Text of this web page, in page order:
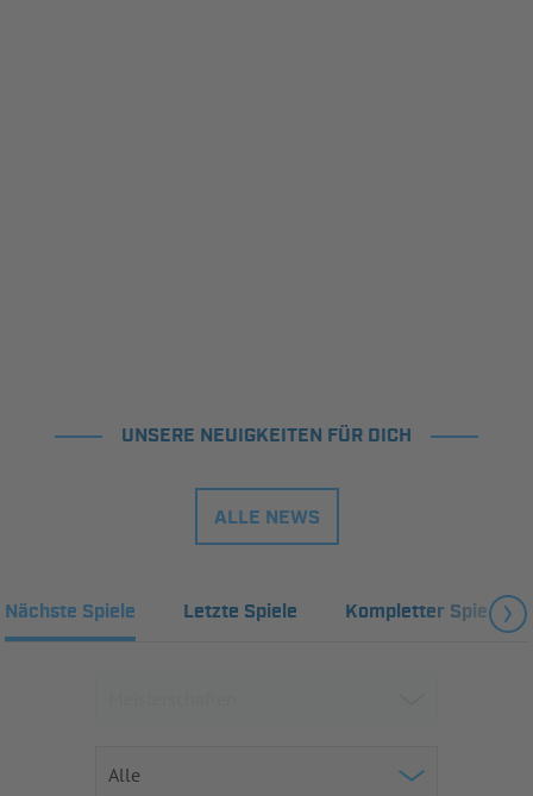
UNSERE NEUIGKEITEN FÜR DICH
ALLE NEWS
Nächste Spiele Letzte Spiele Kompletter Spielplan